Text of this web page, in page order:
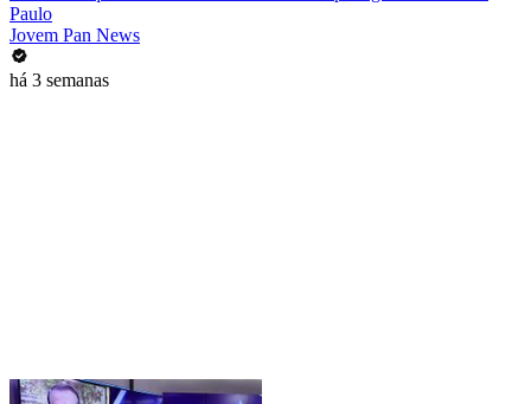
Paulo
Jovem Pan News
há 3 semanas